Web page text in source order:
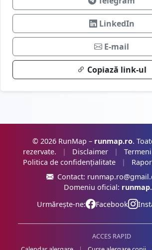
LinkedIn
E-mail
Copiază link-ul
© 2026 RunMap – runmap.ro.
rezervate.
| Disclaimer |
Politica de confidențialitate
|
Contact:
Domeniu oficial:
Urmărește-ne:
Facebook
ACCES RAPID